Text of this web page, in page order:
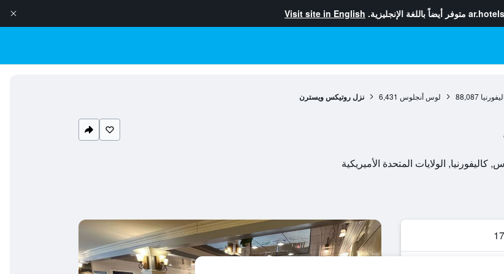
متوفر أيضاً باللغة الإنجليزية. Visit site in English
88,087 لوس أنجلوس 6,431 نزل روتيكس ويسترن